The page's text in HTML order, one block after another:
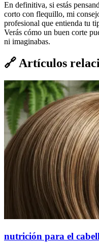
En definitiva, si estás
corto con flequillo, mi
profesional que entienda tu
Verás cómo un buen corte
ni imaginabas.
🔗 Artículos
nutrición para el